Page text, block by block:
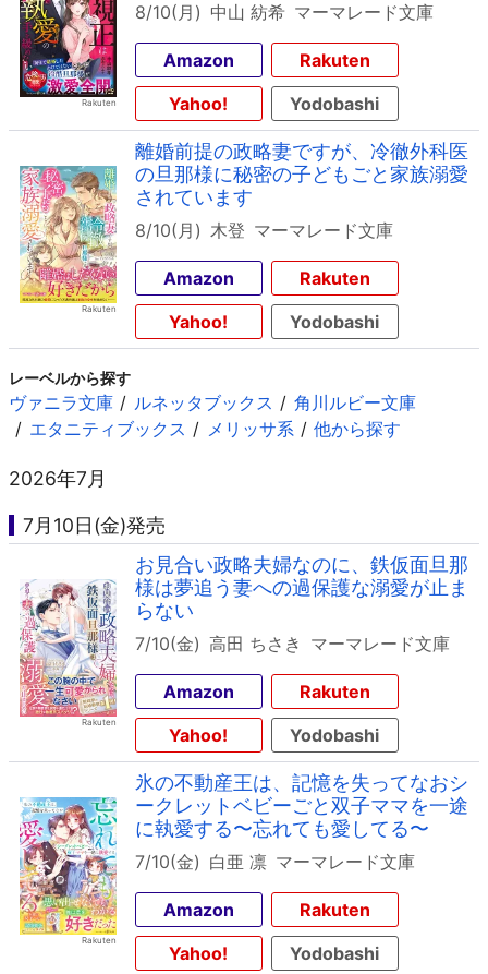
8/10(月) 中山 紡希 マーマレード文庫
Amazon
Rakuten
Yahoo!
Yodobashi
離婚前提の政略妻ですが、冷徹外科医
の旦那様に秘密の子どもごと家族溺愛
されています
8/10(月) 木登 マーマレード文庫
Amazon
Rakuten
Yahoo!
Yodobashi
レーベルから探す
ヴァニラ文庫 ルネッタブックス
角川ルビー文庫
エタニティブックス
メリッサ系 他から探す
2026年7月
7月10日(金)発売
お見合い政略夫婦なのに、鉄仮面旦那
様は夢追う妻への過保護な溺愛が止ま
らない
7/10(金) 高田 ちさき マーマレード文庫
Amazon
Rakuten
Yahoo!
Yodobashi
氷の不動産王は、記憶を失ってなおシ
ークレットベビーごと双子ママを一途
に執愛する〜忘れても愛してる〜
7/10(金) 白亜 凛 マーマレード文庫
Amazon
Rakuten
Yahoo!
Yodobashi